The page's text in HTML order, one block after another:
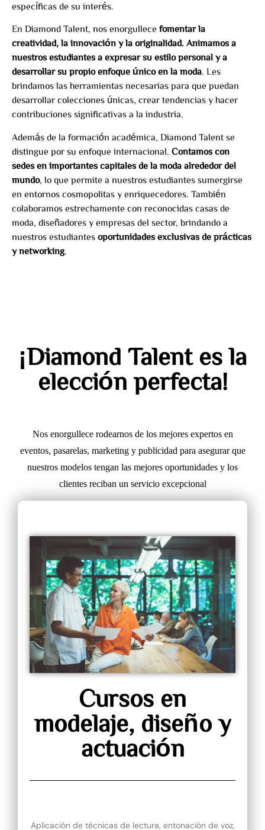
específicas de su interés.
En Diamond Talent, nos enorgullece fomentar la
creatividad, la innovación y la originalidad. Animamos a
nuestros estudiantes a expresar su estilo personal y a
desarrollar su propio enfoque único en la moda . Les
brindamos las herramientas necesarias para que puedan
desarrollar colecciones únicas, crear tendencias y hacer
contribuciones significativas a la industria.
Además de la formación académica, Diamond Talent se
distingue por su enfoque internacional. Contamos con
sedes en importantes capitales de la moda alrededor del
mundo, lo que permite a nuestros estudiantes sumergirse
en entornos cosmopolitas y enriquecedores. También
colaboramos estrechamente con reconocidas casas de
moda, diseñadores y empresas del sector, brindando a
nuestros estudiantes oportunidades exclusivas de prácticas
y networking
¡Diamond Talent es la
elección perfecta!
Nos enorgullece rodearnos de los mejores expertos en
eventos, pasarelas, marketing y publicidad para asegurar que
nuestros modelos tengan las mejores oportunidades y los
clientes reciban un servicio excepcional
Cursos en
modelaje, diseño y
actuación
Aplicación de técnicas de lectura, entonación de voz,